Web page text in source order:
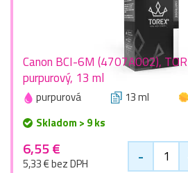
Canon BCI-6M (4707A002),
purpurový, 13 ml
purpurová 13 ml
Skladom > 9 ks
6,55 €
5,33 € bez DPH -